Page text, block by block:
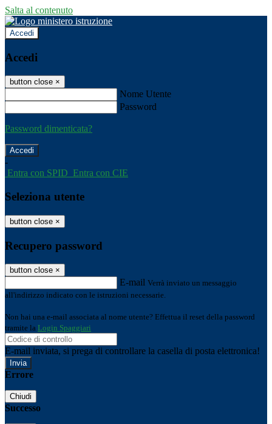
Salta al contenuto
Accedi
Accedi
button close ×
Nome Utente
Password
Password dimenticata?
-
Entra con SPID Entra con CIE
Seleziona utente
button close ×
Recupero password
button close ×
E-mail Verrà inviato un messaggio
all'indirizzo indicato con le istruzioni necessarie.
Non hai una e-mail associata al nome utente? Effettua il reset della password
tramite la Login Spaggiari
E-mail inviata, si prega di controllare la casella di posta elettronica!
Errore
Chiudi
Successo